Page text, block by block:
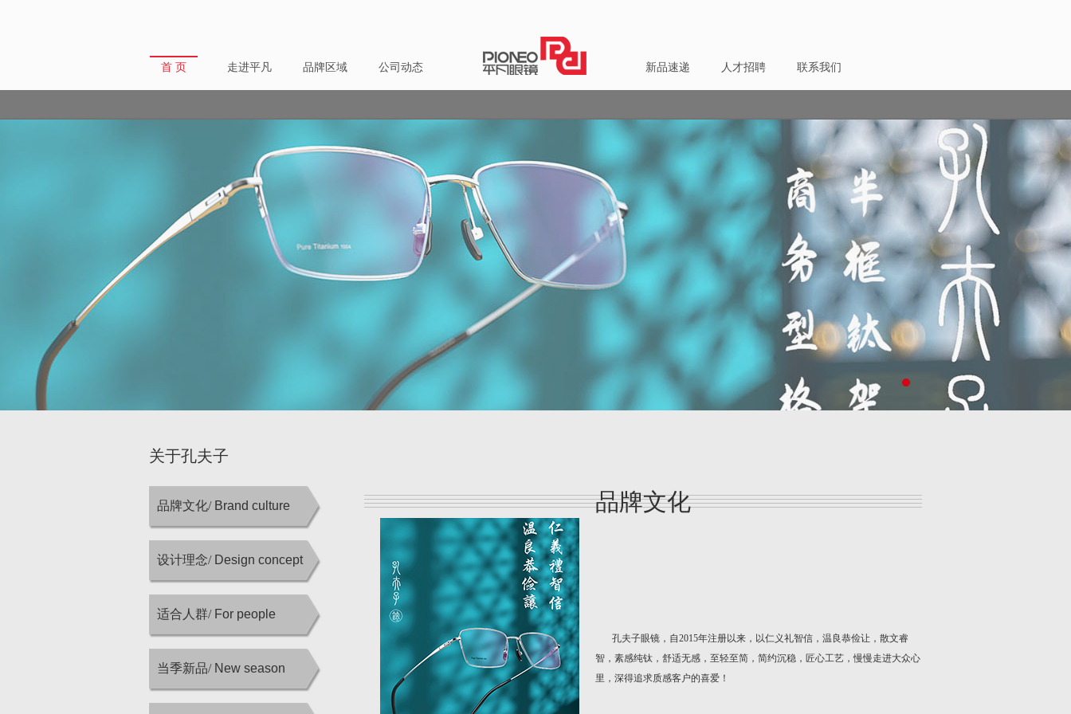
首 页 走进平凡 品牌区域 公司动态 新品速递 人才招聘 联系我们
关于孔夫子
品牌文化/ Brand culture
设计理念/ Design concept
适合人群/ For people
当季新品/ New season
品牌文化
孔夫子眼镜，自2015年注册以来，以仁义礼智信，温良恭俭让，散文睿
智，素感纯钛，舒适无感，至轻至简，简约沉稳，匠心工艺，慢慢走进大众心
里，深得追求质感客户的喜爱！